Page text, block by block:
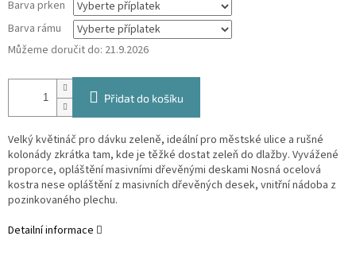
Barva prken
Barva rámu
Můžeme doručit do: 21.9.2026
Přidat do košíku
Velký květináč pro dávku zeleně, ideální pro městské ulice a rušné
kolonády zkrátka tam, kde je těžké dostat zeleň do dlažby. Vyvážené
proporce, opláštění masivními dřevěnými deskami Nosná ocelová
kostra nese opláštění z masivních dřevěných desek, vnitřní nádoba z
pozinkovaného plechu.
Detailní informace